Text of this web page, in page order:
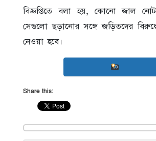
বিজ্ঞপ্তিতে বলা হয়, কোনো জাল
সেগুলো ছড়ানোর সঙ্গে জড়িতদের
নেওয়া হবে।
Share this: